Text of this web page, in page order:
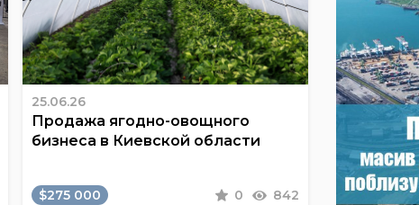
25.06.26
Продажа ягодно-овощного
бизнеса в Киевской области
$275 000 0 842